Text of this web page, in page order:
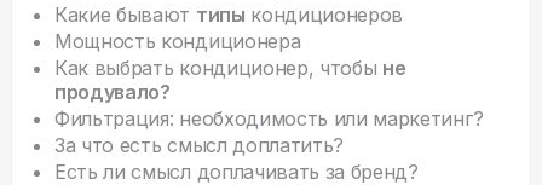
Какие бывают типы кондиционеров
Мощность кондиционера
Как выбрать кондиционер, чтобы не
продувало?
Фильтрация: необходимость или маркетинг?
За что есть смысл доплатить?
Есть ли смысл доплачивать за бренд?